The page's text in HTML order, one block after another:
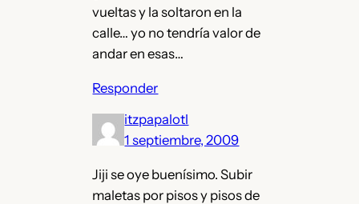
vueltas y la soltaron en la
calle… yo no tendría valor de
andar en esas…
Responder
itzpapalotl
1 septiembre, 2009
Jiji se oye buenísimo. Subir
maletas por pisos y pisos de